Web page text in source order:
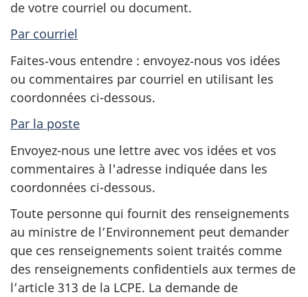
de votre courriel ou document.
Par courriel
Faites‑vous entendre : envoyez‑nous vos idées
ou commentaires par courriel en utilisant les
coordonnées ci-dessous.
Par la poste
Envoyez-nous une lettre avec vos idées et vos
commentaires à l'adresse indiquée dans les
coordonnées ci-dessous.
Toute personne qui fournit des renseignements
au ministre de l’Environnement peut demander
que ces renseignements soient traités comme
des renseignements confidentiels aux termes de
l’article 313 de la LCPE. La demande de